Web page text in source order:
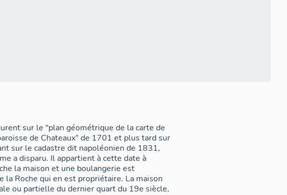
sur le "plan géométrique de la carte de
de Chateaux" de 1701 et plus tard sur
sur le cadastre dit napoléonien de 1831,
a disparu. Il appartient à cette date à
la maison et une boulangerie est
Roche qui en est propriétaire. La maison
ou partielle du dernier quart du 19e siècle,